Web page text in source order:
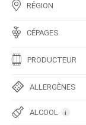
RÉGION
CÉPAGES
PRODUCTEUR
ALLERGÈNES
ALCOOL i